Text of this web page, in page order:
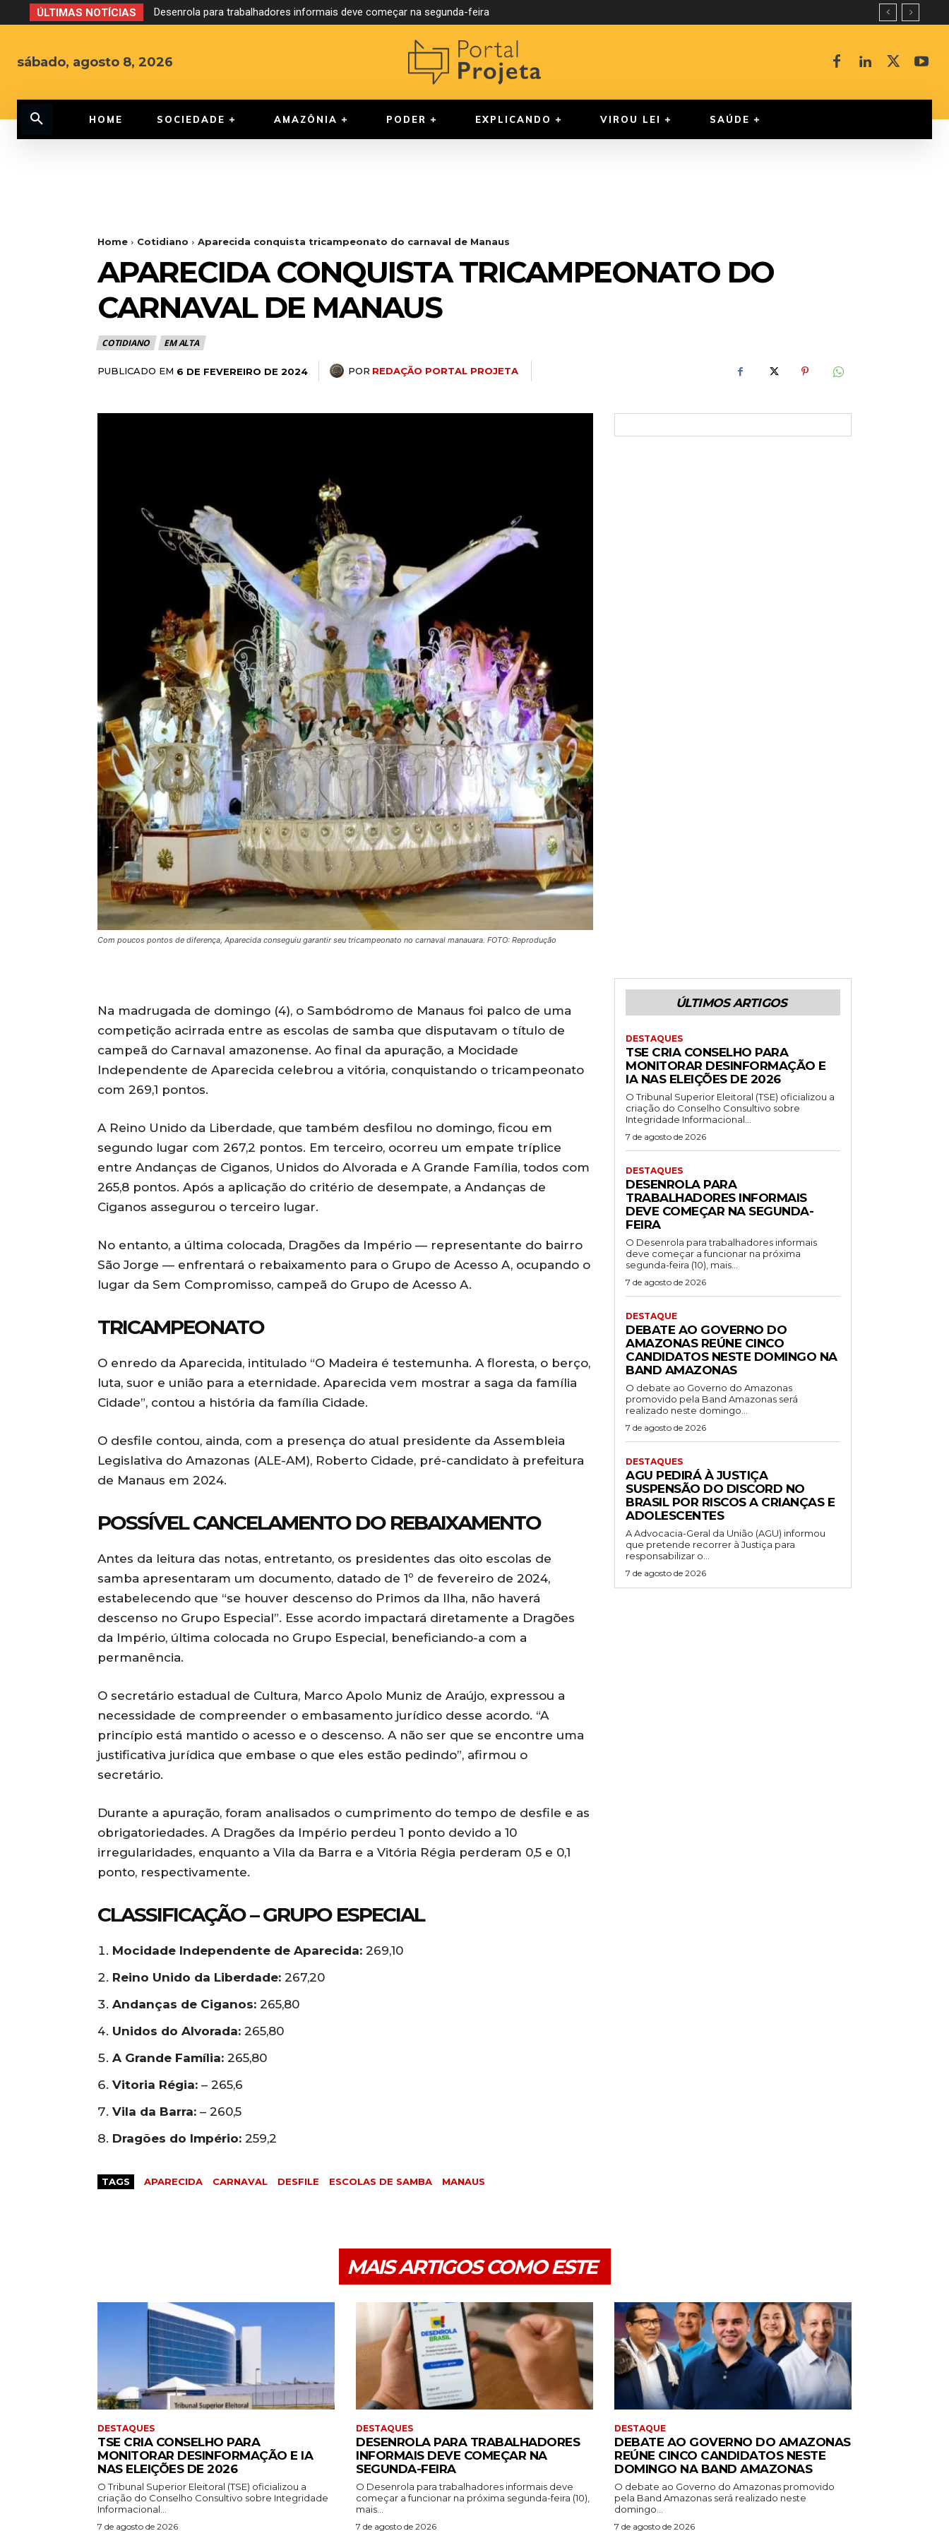
ÚLTIMAS NOTÍCIAS Desenrola para trabalhadores informais deve começar na segunda-feira
Debate ao Governo do Amazonas reúne cinco candidatos neste domingo na Band Amazonas
sábado, agosto 8, 2026
HOME SOCIEDADE AMAZÔNIA PODER EXPLICANDO VIROU LEI SAÚDE
Home Cotidiano Aparecida conquista tricampeonato do carnaval de Manaus
APARECIDA CONQUISTA TRICAMPEONATO DO
CARNAVAL DE MANAUS
COTIDIANO EM ALTA
PUBLICADO EM 6 DE FEVEREIRO DE 2024 POR REDAÇÃO PORTAL PROJETA
Com poucos pontos de diferença, Aparecida conseguiu garantir seu tricampeonato no carnaval manauara. FOTO: Reprodução
Na madrugada de domingo (4), o Sambódromo de Manaus foi palco de uma
competição acirrada entre as escolas de samba que disputavam o título de
campeã do Carnaval amazonense. Ao final da apuração, a Mocidade
Independente de Aparecida celebrou a vitória, conquistando o tricampeonato
com 269,1 pontos.
A Reino Unido da Liberdade, que também desfilou no domingo, ficou em
segundo lugar com 267,2 pontos. Em terceiro, ocorreu um empate tríplice
entre Andanças de Ciganos, Unidos do Alvorada e A Grande Família, todos com
265,8 pontos. Após a aplicação do critério de desempate, a Andanças de
Ciganos assegurou o terceiro lugar.
No entanto, a última colocada, Dragões da Império — representante do bairro
São Jorge — enfrentará o rebaixamento para o Grupo de Acesso A, ocupando o
lugar da Sem Compromisso, campeã do Grupo de Acesso A.
TRICAMPEONATO
O enredo da Aparecida, intitulado “O Madeira é testemunha. A floresta, o berço,
luta, suor e união para a eternidade. Aparecida vem mostrar a saga da família
Cidade”, contou a história da família Cidade.
O desfile contou, ainda, com a presença do atual presidente da Assembleia
Legislativa do Amazonas (ALE-AM), Roberto Cidade, pré-candidato à prefeitura
de Manaus em 2024.
POSSÍVEL CANCELAMENTO DO REBAIXAMENTO
Antes da leitura das notas, entretanto, os presidentes das oito escolas de
samba apresentaram um documento, datado de 1º de fevereiro de 2024,
estabelecendo que “se houver descenso do Primos da Ilha, não haverá
descenso no Grupo Especial”. Esse acordo impactará diretamente a Dragões
da Império, última colocada no Grupo Especial, beneficiando-a com a
permanência.
O secretário estadual de Cultura, Marco Apolo Muniz de Araújo, expressou a
necessidade de compreender o embasamento jurídico desse acordo. “A
princípio está mantido o acesso e o descenso. A não ser que se encontre uma
justificativa jurídica que embase o que eles estão pedindo”, afirmou o
secretário.
Durante a apuração, foram analisados o cumprimento do tempo de desfile e as
obrigatoriedades. A Dragões da Império perdeu 1 ponto devido a 10
irregularidades, enquanto a Vila da Barra e a Vitória Régia perderam 0,5 e 0,1
ponto, respectivamente.
CLASSIFICAÇÃO – GRUPO ESPECIAL
Mocidade Independente de Aparecida: 269,10
Reino Unido da Liberdade: 267,20
Andanças de Ciganos: 265,80
Unidos do Alvorada: 265,80
A Grande Família: 265,80
Vitoria Régia: – 265,6
Vila da Barra: – 260,5
Dragões do Império: 259,2
TAGS APARECIDA CARNAVAL DESFILE ESCOLAS DE SAMBA MANAUS
ÚLTIMOS ARTIGOS
DESTAQUES
TSE CRIA CONSELHO PARA
MONITORAR DESINFORMAÇÃO E
IA NAS ELEIÇÕES DE 2026
O Tribunal Superior Eleitoral (TSE) oficializou a
criação do Conselho Consultivo sobre
Integridade Informacional...
7 de agosto de 2026
DESTAQUES
DESENROLA PARA
TRABALHADORES INFORMAIS
DEVE COMEÇAR NA SEGUNDA-
FEIRA
O Desenrola para trabalhadores informais
deve começar a funcionar na próxima
segunda-feira (10), mais...
7 de agosto de 2026
DESTAQUE
DEBATE AO GOVERNO DO
AMAZONAS REÚNE CINCO
CANDIDATOS NESTE DOMINGO NA
BAND AMAZONAS
O debate ao Governo do Amazonas
promovido pela Band Amazonas será
realizado neste domingo...
7 de agosto de 2026
DESTAQUES
AGU PEDIRÁ À JUSTIÇA
SUSPENSÃO DO DISCORD NO
BRASIL POR RISCOS A CRIANÇAS E
ADOLESCENTES
A Advocacia-Geral da União (AGU) informou
que pretende recorrer à Justiça para
responsabilizar o...
7 de agosto de 2026
MAIS ARTIGOS COMO ESTE
DESTAQUES
TSE CRIA CONSELHO PARA
MONITORAR DESINFORMAÇÃO E IA
NAS ELEIÇÕES DE 2026
O Tribunal Superior Eleitoral (TSE) oficializou a
criação do Conselho Consultivo sobre Integridade
Informacional...
7 de agosto de 2026
DESTAQUES
DESENROLA PARA TRABALHADORES
INFORMAIS DEVE COMEÇAR NA
SEGUNDA-FEIRA
O Desenrola para trabalhadores informais deve
começar a funcionar na próxima segunda-feira (10),
mais...
7 de agosto de 2026
DESTAQUE
DEBATE AO GOVERNO DO AMAZONAS
REÚNE CINCO CANDIDATOS NESTE
DOMINGO NA BAND AMAZONAS
O debate ao Governo do Amazonas promovido
pela Band Amazonas será realizado neste
domingo...
7 de agosto de 2026